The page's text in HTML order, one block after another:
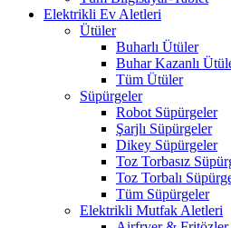
Elektrikli Ev Aletleri
Ütüler
Buharlı Ütüler
Buhar Kazanlı
Tüm Ütüler
Süpürgeler
Robot Süpürgeler
Şarjlı Süpürgeler
Dikey Süpürgeler
Toz Torbasız
Toz Torbalı
Tüm Süpürgeler
Elektrikli Mutfak Aletleri